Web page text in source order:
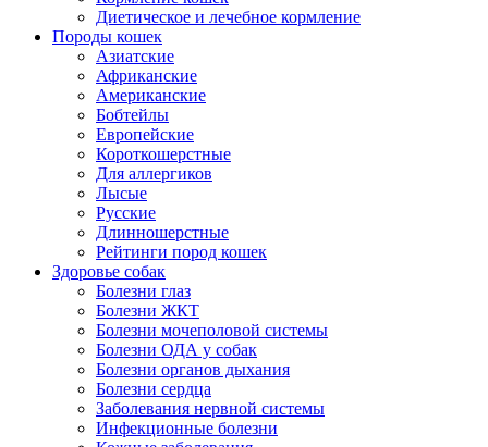
Диетическое и лечебное кормление
Породы кошек
Азиатские
Африканские
Американские
Бобтейлы
Европейские
Короткошерстные
Для аллергиков
Лысые
Русские
Длинношерстные
Рейтинги пород кошек
Здоровье собак
Болезни глаз
Болезни ЖКТ
Болезни мочеполовой системы
Болезни ОДА у собак
Болезни органов дыхания
Болезни сердца
Заболевания нервной системы
Инфекционные болезни